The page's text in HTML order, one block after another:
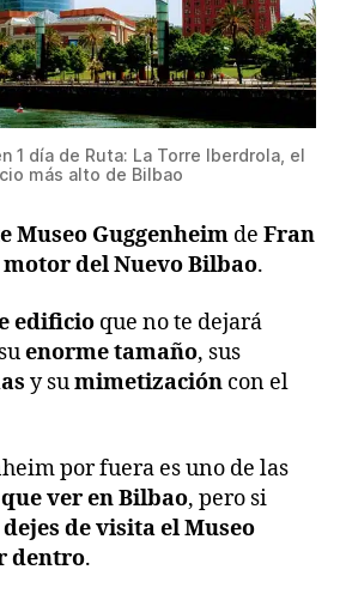
1 día de Ruta: La Torre Iberdrola, el
más alto de Bilbao
Museo Guggenheim de Fran
del Nuevo Bilbao.
edificio que no te dejará
enorme tamaño, sus
y sumimetización con el
por fuera es uno de las
ver en Bilbao, pero si
de visita el Museo
dentro.